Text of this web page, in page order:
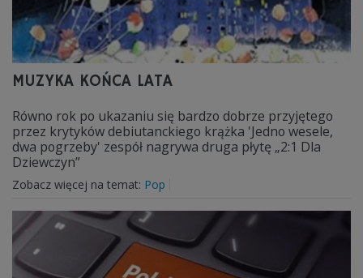
MUZYKA KOŃCA LATA
Równo rok po ukazaniu się bardzo dobrze przyjętego
przez krytyków debiutanckiego krążka 'Jedno wesele,
dwa pogrzeby' zespół nagrywa druga płytę „2:1 Dla
Dziewczyn”
Zobacz więcej na temat: Pop